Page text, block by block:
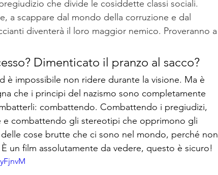
che divide le cosiddette classi sociali.
a scappare dal mondo della corruzione e dal
diventerà il loro maggior nemico. Proveranno a
Dimenticato il pranzo al sacco?
è impossibile non ridere durante la visione. Ma è
che i principi del nazismo sono completamente
combattendo. Combattendo i pregiudizi,
combattendo gli stereotipi che opprimono gli
cose brutte che ci sono nel mondo, perché non
un film assolutamente da vedere, questo è sicuro!